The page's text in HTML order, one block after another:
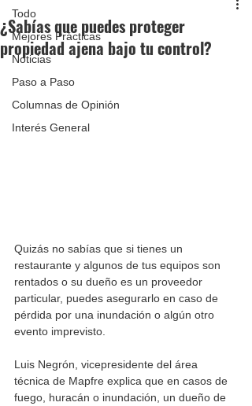
Todo
Mejores Prácticas
Noticias
Paso a Paso
Columnas de Opinión
Interés General
¿Sabías que puedes proteger
propiedad ajena bajo tu control?
Quizás no sabías que si tienes un
restaurante y algunos de tus equipos son
rentados o su dueño es un proveedor
particular, puedes asegurarlo en caso de
pérdida por una inundación o algún otro
evento imprevisto.
Luis Negrón, vicepresidente del área
técnica de Mapfre explica que en casos de
fuego, huracán o inundación, un dueño de